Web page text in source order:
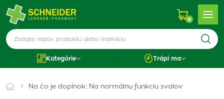
0
Kategórie Trápi ma
Na čo je doplnok: Na normálnu funkciu svalov